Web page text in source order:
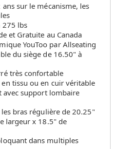
ans sur le mécanisme, les
275 lbs
et Gratuite au Canada
YouToo par Allseating
du siège de 16.50" à
très confortable
tissu ou en cuir véritable
avec support lombaire
bras régulière de 20.25"
largeur x 18.5" de
dans multiples